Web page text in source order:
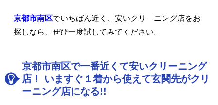
京都市南区でいちばん近く、安いクリーニング店をお
探しなら、ぜひ一度試してみてください。
京都市南区で一番近くて安いクリーニング
店！ いますぐ１着から使えて玄関先がクリ
ーニング店になる!!